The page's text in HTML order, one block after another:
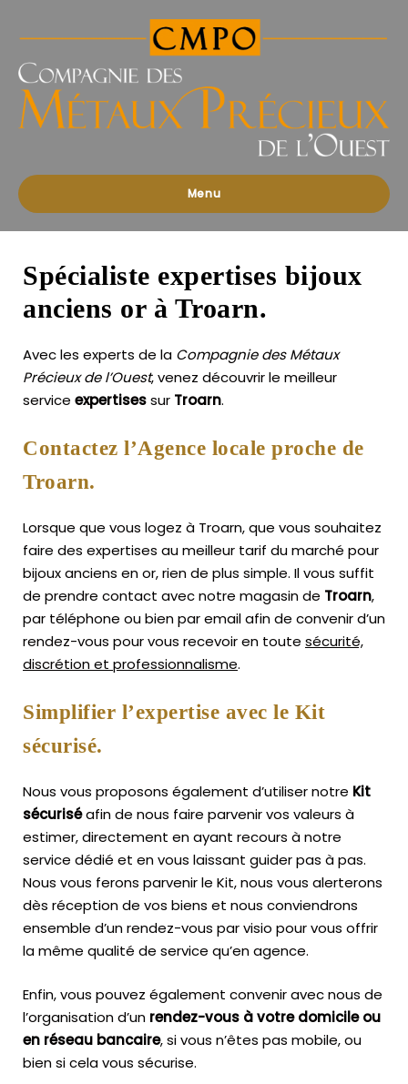
des
Précieux
l'Ouest
Menu
Spécialiste expertises bijoux
anciens or à Troarn.
Avec les experts de la Compagnie des Métaux
Précieux de l’Ouest, venez découvrir le meilleur
service expertisessur Troarn.
Contactez l’Agence locale proche de
Troarn.
Lorsque que vous logez à Troarn, que vous souhaitez
faire des expertises au meilleur tarif du marché pour
bijoux anciens en or, rien de plus simple. Il vous suffit
de prendre contact avec notre magasin de Troarn,
par téléphone ou bien par email afin de convenir d’un
rendez-vous pour vous recevoir en toute sécurité,
discrétion et professionnalisme.
Simplifier l’expertise avec le Kit
sécurisé.
Nous vous proposons également d’utiliser notre Kit
sécuriséafin de nous faire parvenir vos valeurs à
estimer, directement en ayant recours à notre
service dédié et en vous laissant guider pas à pas.
Nous vous ferons parvenir le Kit, nous vous alerterons
dès réception de vos biens et nous conviendrons
ensemble d’un rendez-vous par visio pour vous offrir
la même qualité de service qu’en agence.
Enfin, vous pouvez également convenir avec nous de
l’organisation d’un rendez-vous à votre domicile ou
en réseau bancaire, si vous n’êtes pas mobile, ou
bien si cela vous sécurise.